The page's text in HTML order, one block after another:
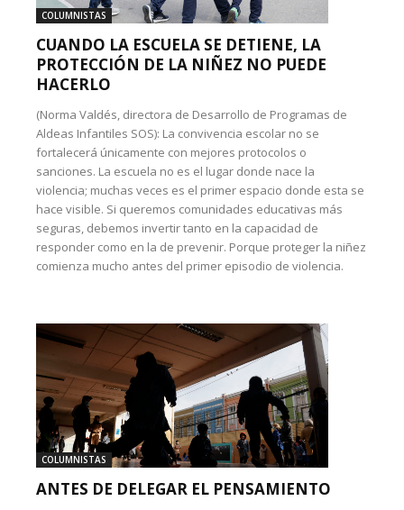
COLUMNISTAS
CUANDO LA ESCUELA SE DETIENE, LA
PROTECCIÓN DE LA NIÑEZ NO PUEDE
HACERLO
(Norma Valdés, directora de Desarrollo de Programas de
Aldeas Infantiles SOS): La convivencia escolar no se
fortalecerá únicamente con mejores protocolos o
sanciones. La escuela no es el lugar donde nace la
violencia; muchas veces es el primer espacio donde esta se
hace visible. Si queremos comunidades educativas más
seguras, debemos invertir tanto en la capacidad de
responder como en la de prevenir. Porque proteger la niñez
comienza mucho antes del primer episodio de violencia.
COLUMNISTAS
ANTES DE DELEGAR EL PENSAMIENTO